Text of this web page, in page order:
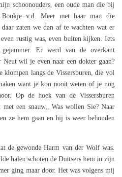
schoonouders, een oude man die bij
v.d. Meer met haar man die
zaten we dan af te wachten wat er
rustig was, even buiten kijken. Iets
Er werd van de overkant
wil je even naar een dokter gaan?
langs de Vissersburen, die vol
want je kon nooit weten of je nog
Op de hoek van de Vissersburen
een snauw,, Was wollen Sie? Naar
ze hem gaan en hij is weer behouden
de gewonde Harm van der Wolf was.
halen schoten de Duitsers hem in zijn
ging maar door. Het was volgens mij